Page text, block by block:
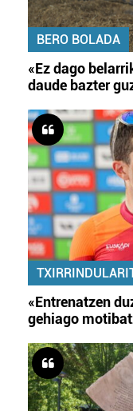
BERO BOLADA
«Ez dago
daude bazter
«Entrenatzen
gehiago